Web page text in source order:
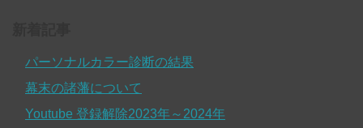
パーソナルカラー診断の結果
幕末の諸藩について
Youtube 登録解除2023年～2024年